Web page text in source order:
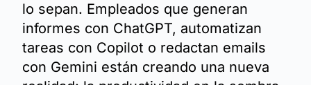
lo sepan. Empleados que generan
informes con ChatGPT, automatizan
tareas con Copilot o redactan emails
con Gemini están creando una nueva